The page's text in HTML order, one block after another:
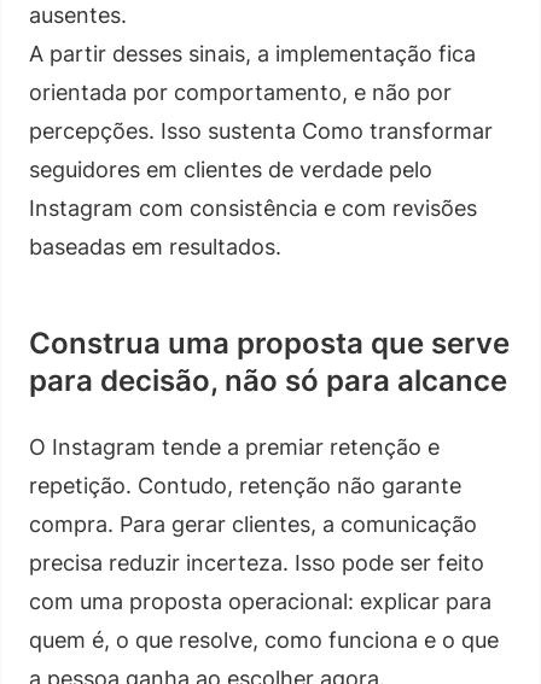
ausentes.
A partir desses sinais, a implementação fica
orientada por comportamento, e não por
percepções. Isso sustenta Como transformar
seguidores em clientes de verdade pelo
Instagram com consistência e com revisões
baseadas em resultados.
Construa uma proposta que serve
para decisão, não só para alcance
O Instagram tende a premiar retenção e
repetição. Contudo, retenção não garante
compra. Para gerar clientes, a comunicação
precisa reduzir incerteza. Isso pode ser feito
com uma proposta operacional: explicar para
quem é, o que resolve, como funciona e o que
a pessoa ganha ao escolher agora.